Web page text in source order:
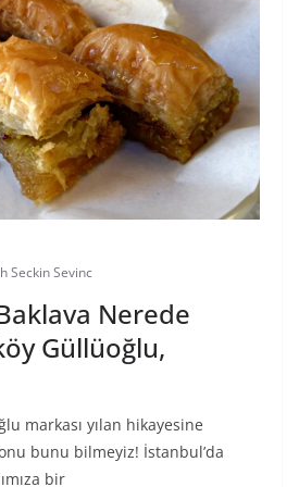
Seckin Sevinc
Nerede
Güllüoğlu,
markası yılan hikayesine
bunu bilmeyiz! İstanbul’da
bir